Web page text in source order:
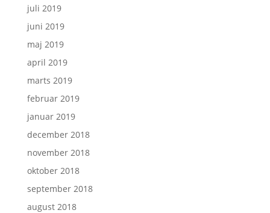
juli 2019
juni 2019
maj 2019
april 2019
marts 2019
februar 2019
januar 2019
december 2018
november 2018
oktober 2018
september 2018
august 2018